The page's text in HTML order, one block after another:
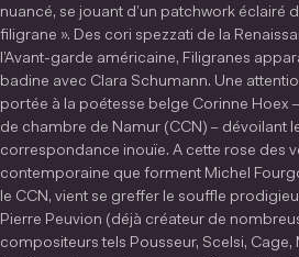
nuancé, se jouant d’un patchwork éclairé
filigrane ». Des cori spezzati de la
l’Avant-garde américaine, Filigranes
badine avec Clara Schumann. Une
portée à la poétesse belge Corinne Hoex
de chambre de Namur (CCN) – dévoilant
correspondance inouïe. A cette rose des
contemporaine que forment Michel
le CCN, vient se greffer le souffle
Pierre Peuvion (déjà créateur de
compositeurs tels Pousseur, Scelsi, Cage,